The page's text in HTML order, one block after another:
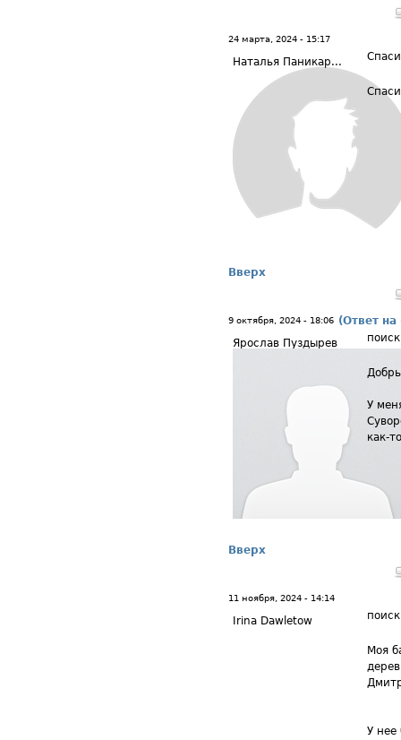
24 марта, 2024 - 15:17
Наталья Паникар...
Вверх
9 октября, 2024 - 18:06 (Ответ на
Ярослав Пуздырев
У
как-
Вверх
11 ноября, 2024 - 14:14
Irina Dawletow
Моя
У нее